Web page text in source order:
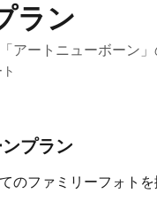
ラン
アートニューボーン
プラン
のファミリーフォトを